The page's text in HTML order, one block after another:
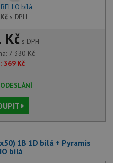
bílá
Kčs DPH
Kč s DPH
7 380 Kč
369 Kč
1B 1D bílá + Pyramis
bílá